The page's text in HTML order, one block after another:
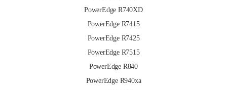
PowerEdge R740XD
PowerEdge R7415
PowerEdge R7425
PowerEdge R7515
PowerEdge R840
PowerEdge R940xa